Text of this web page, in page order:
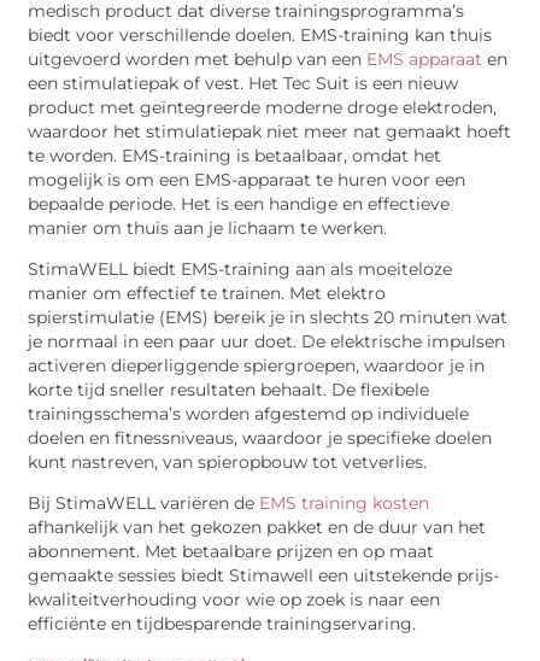
medisch product dat diverse trainingsprogramma’s
biedt voor verschillende doelen. EMS-training kan thuis
uitgevoerd worden met behulp van een EMS apparaat en
een stimulatiepak of vest. Het Tec Suit is een nieuw
product met geïntegreerde moderne droge elektroden,
waardoor het stimulatiepak niet meer nat gemaakt hoeft
te worden. EMS-training is betaalbaar, omdat het
mogelijk is om een EMS-apparaat te huren voor een
bepaalde periode. Het is een handige en effectieve
manier om thuis aan je lichaam te werken.
StimaWELL biedt EMS-training aan als moeiteloze
manier om effectief te trainen. Met elektro
spierstimulatie (EMS) bereik je in slechts 20 minuten wat
je normaal in een paar uur doet. De elektrische impulsen
activeren dieperliggende spiergroepen, waardoor je in
korte tijd sneller resultaten behaalt. De flexibele
trainingsschema’s worden afgestemd op individuele
doelen en fitnessniveaus, waardoor je specifieke doelen
kunt nastreven, van spieropbouw tot vetverlies.
Bij StimaWELL variëren de EMS training kosten
afhankelijk van het gekozen pakket en de duur van het
abonnement. Met betaalbare prijzen en op maat
gemaakte sessies biedt Stimawell een uitstekende prijs-
kwaliteitverhouding voor wie op zoek is naar een
efficiënte en tijdbesparende trainingservaring.